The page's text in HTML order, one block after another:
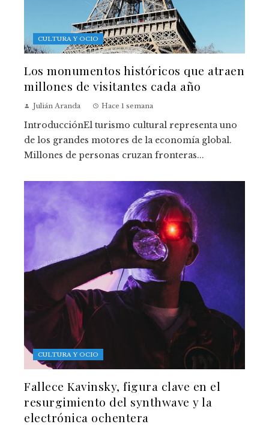
CULTURA Y OCIO
Los monumentos históricos que atraen
millones de visitantes cada año
Julián Aranda Hace 1 semana
IntroducciónEl turismo cultural representa uno
de los grandes motores de la economía global.
Millones de personas cruzan fronteras...
CULTURA Y OCIO
Fallece Kavinsky, figura clave en el
resurgimiento del synthwave y la
electrónica ochentera